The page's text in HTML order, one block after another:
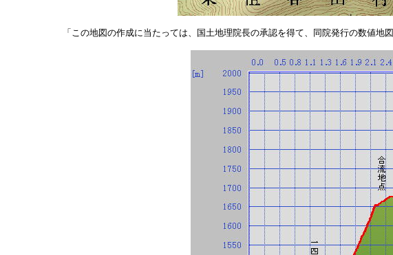
「この地図の作成に当たっては、国土地理院長の承認を得て、同院発行の数値地図